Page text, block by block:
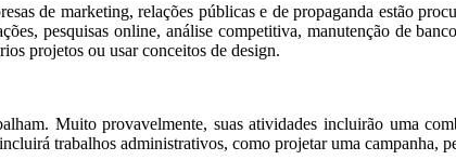
de marketing, relações públicas e de propaganda estão
pesquisas online, análise competitiva, manutenção de
projetos ou usar conceitos de design.
Muito provavelmente, suas atividades incluirão uma
trabalhos administrativos, como projetar uma campanha,